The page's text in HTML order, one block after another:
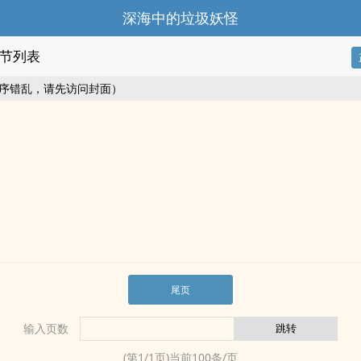
深海中的垃圾妖怪
列表
错乱，请先访问封面）
尾页
输入页数
(第1/1页)当前100条/页